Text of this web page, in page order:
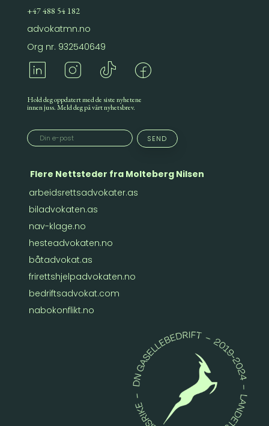
+47 488 54 182
advokatmn.no
Org nr. 932540649
Hold deg oppdatert med de siste nyhetene
innen juss. Meld deg på vårt nyhetsbrev.
Flere Nettsteder fra Molteberg Nilsen
arbeidsrettsadvokater.as
biladvokaten.as
nav-klage.no
hesteadvokaten.no
båtadvokat.as
frirettshjelpadvokaten.no
bedriftsadvokat.com
nabokonflikt.no